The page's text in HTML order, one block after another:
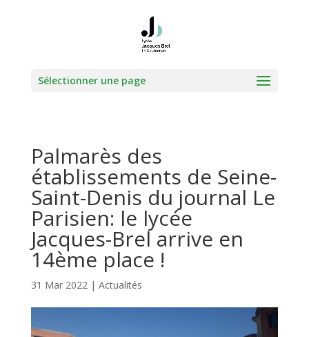
Sélectionner une page
Palmarès des
établissements de Seine-
Saint-Denis du journal Le
Parisien: le lycée
Jacques-Brel arrive en
14ème place !
31 Mar 2022| Actualités